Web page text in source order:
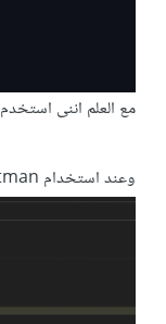
مع العلم اننى استخدم php laravel
وعند استخدام postman في ارسال الrequest لا تظهر مشاكل